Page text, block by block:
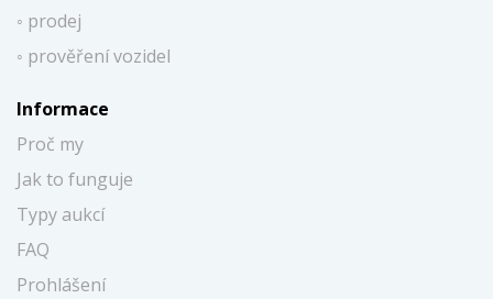
◦ prodej
◦ prověření vozidel
Informace
Proč my
Jak to funguje
Typy aukcí
FAQ
Prohlášení